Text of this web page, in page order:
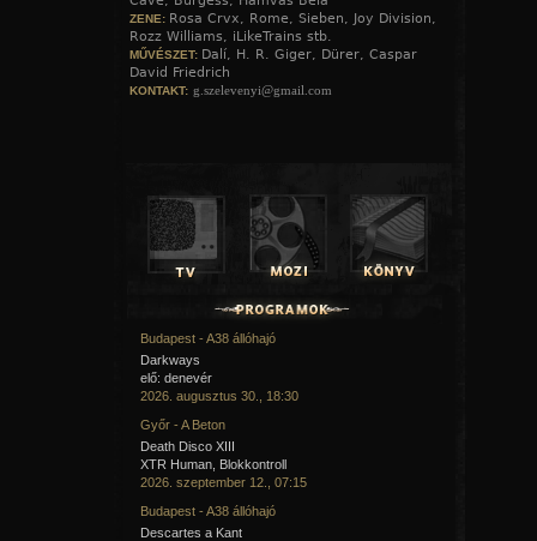
ZENE: Rosa Crvx, Rome, Sieben, Joy Division,
Rozz Williams, iLikeTrains stb.
MŰVÉSZET: Dalí, H. R. Giger, Dürer, Caspar
David Friedrich
KONTAKT: g.szelevenyi@gmail.com
Budapest - A38 állóhajó
Darkways
elő: denevér
2026. augusztus 30., 18:30
Győr - A Beton
Death Disco XIII
XTR Human, Blokkontroll
2026. szeptember 12., 07:15
Budapest - A38 állóhajó
Descartes a Kant